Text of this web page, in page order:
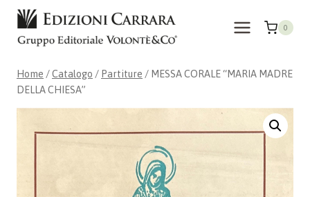
Salta
contenuto
0
Home /Catalogo / Partiture / MESSA CORALE “MARIA MADRE
DELLA CHIESA”